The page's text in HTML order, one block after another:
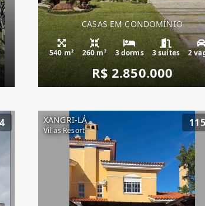
CASAS EM CONDOMÍNIO
540 m² 260 m² 3 dorms 3 suítes 2
R$ 2.850.000
XANGRI-LÁ
Villas Resort